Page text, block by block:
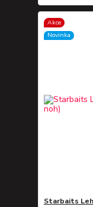
Akce
Novinka
Starbaits